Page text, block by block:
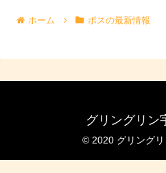
ホーム ボスの最新情報
グリングリン
© 2020 グリングリ